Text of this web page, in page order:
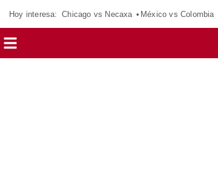
Hoy interesa: Chicago vs Necaxa México vs Colombia